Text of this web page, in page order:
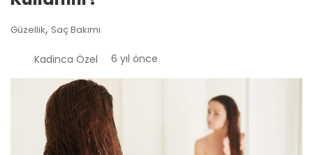
Güzellik, Saç Bakımı
Kadinca Özel 6 yıl önce